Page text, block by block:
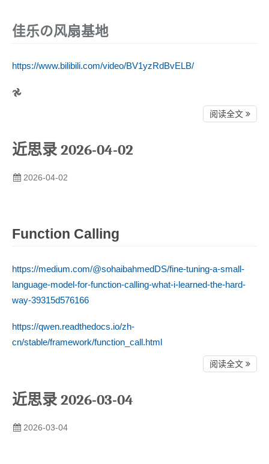
佳乐の风扇基地
https://www.bilibili.com/video/BV1yzRdBvELB/
𖣘
阅读全文
近思录 2026-04-02
2026-04-02
Function Calling
https://medium.com/@sohaibahmedDS/fine-tuning-a-small-
language-model-for-function-calling-what-i-learned-the-hard-
way-39315d576166
https://qwen.readthedocs.io/zh-
cn/stable/framework/function_call.html
阅读全文
近思录 2026-03-04
2026-03-04